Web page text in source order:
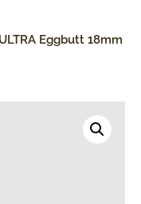
Eggbutt 18mm